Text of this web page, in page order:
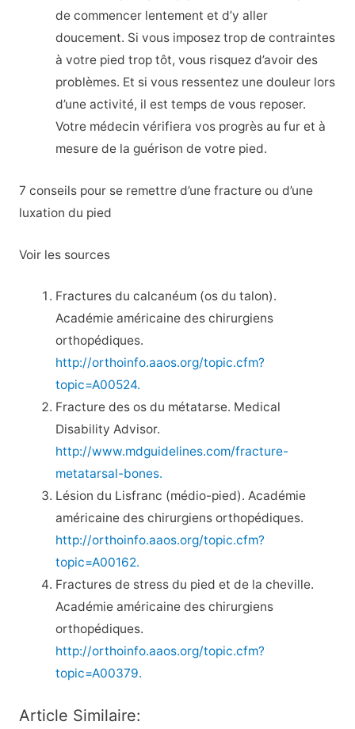
de commencer lentement et d’y aller
doucement. Si vous imposez trop de contraintes
à votre pied trop tôt, vous risquez d’avoir des
problèmes. Et si vous ressentez une douleur lors
d’une activité, il est temps de vous reposer.
Votre médecin vérifiera vos progrès au fur et à
mesure de la guérison de votre pied.
7 conseils pour se remettre d’une fracture ou d’une
luxation du pied
Voir les sources
Fractures du calcanéum (os du talon).
Académie américaine des chirurgiens
orthopédiques.
http://orthoinfo.aaos.org/topic.cfm?
topic=A00524.
Fracture des os du métatarse. Medical
Disability Advisor.
http://www.mdguidelines.com/fracture-
metatarsal-bones.
Lésion du Lisfranc (médio-pied). Académie
américaine des chirurgiens orthopédiques.
http://orthoinfo.aaos.org/topic.cfm?
topic=A00162.
Fractures de stress du pied et de la cheville.
Académie américaine des chirurgiens
orthopédiques.
http://orthoinfo.aaos.org/topic.cfm?
topic=A00379.
Article Similaire: